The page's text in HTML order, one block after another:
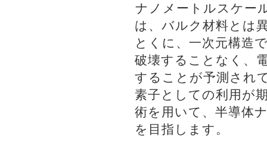
ナノメートルスケー
は、バルク材料とは
とくに、一次元構造
破壊することなく、
することが予測され
素子としての利用が
術を用いて、半導体
を目指します。